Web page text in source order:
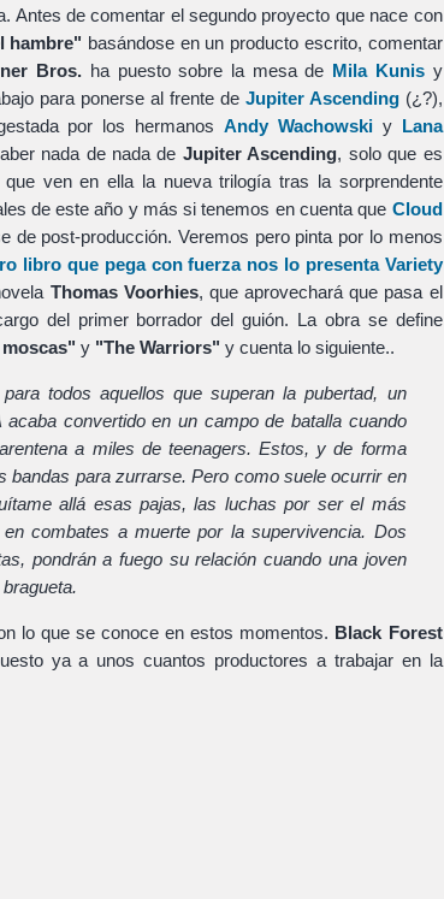
Antes de comentar el segundo proyecto que nace con
hambre" basándose en un producto escrito, comentar
Bros. ha puesto sobre la mesa de Mila Kunisy
para ponerse al frente de Jupiter Ascending(¿?),
por los hermanos Andy Wachowskiy Lana
nada de nada de Jupiter Ascending, solo que es
ven en ella la nueva trilogía tras la sorprendente
de este año y más si tenemos en cuenta que Cloud
de post-producción. Veremos pero pinta por lo menos
libro que pega con fuerza nos lo presenta Variety
Thomas Voorhies, que aprovechará que pasa el
del primer borrador del guión. La obra se define
y "The Warriors" y cuenta lo siguiente..
todos aquellos que superan la pubertad, un
convertido en un campo de batalla cuando
a miles de teenagers. Estos, y de forma
bandas para zurrarse. Pero como suele ocurrir en
allá esas pajas, las luchas por ser el más
combates a muerte por la supervivencia. Dos
pondrán a fuego su relación cuando una joven
lo que se conoce en estos momentos. Black Forest
ya a unos cuantos productores a trabajar en la